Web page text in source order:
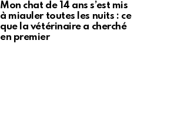
Mon chat de 14 ans s’est mis
à miauler toutes les nuits : ce
que la vétérinaire a cherché
en premier